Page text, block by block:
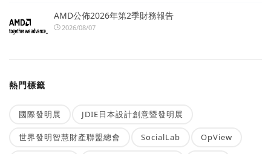
AMD公佈2026年第2季財務報告
2026/08/07
熱門標籤
國際發明展 JDIE日本設計創意暨發明展
世界發明智慧財產聯盟總會 SocialLab OpView